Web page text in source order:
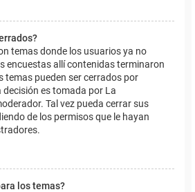
temas donde los usuarios ya no
encuestas allí contenidas terminaron
pueden ser cerrados por
es tomada por La
Tal vez pueda cerrar sus
de los permisos que le hayan
los temas?